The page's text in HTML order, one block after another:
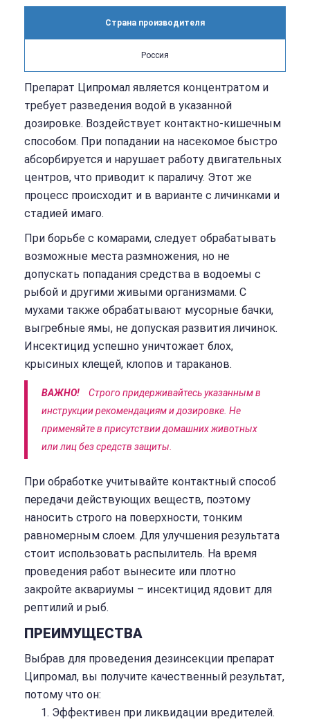
Страна производителя
Россия
Препарат Ципромал является концентратом и
требует разведения водой в указанной
дозировке. Воздействует контактно-кишечным
способом. При попадании на насекомое быстро
абсорбируется и нарушает работу двигательных
центров, что приводит к параличу. Этот же
процесс происходит и в варианте с личинками и
стадией имаго.
При борьбе с комарами, следует обрабатывать
возможные места размножения, но не
допускать попадания средства в водоемы с
рыбой и другими живыми организмами. С
мухами также обрабатывают мусорные бачки,
выгребные ямы, не допуская развития личинок.
Инсектицид успешно уничтожает блох,
крысиных клещей, клопов и тараканов.
ВАЖНО!
Строго придерживайтесь указанным в
инструкции рекомендациям и дозировке. Не
применяйте в присутствии домашних животных
или лиц без средств защиты.
При обработке учитывайте контактный способ
передачи действующих веществ, поэтому
наносить строго на поверхности, тонким
равномерным слоем. Для улучшения результата
стоит использовать распылитель. На время
проведения работ вынесите или плотно
закройте аквариумы – инсектицид ядовит для
рептилий и рыб.
ПРЕИМУЩЕСТВА
Выбрав для проведения дезинсекции препарат
Ципромал, вы получите качественный результат,
потому что он:
Эффективен при ликвидации вредителей.